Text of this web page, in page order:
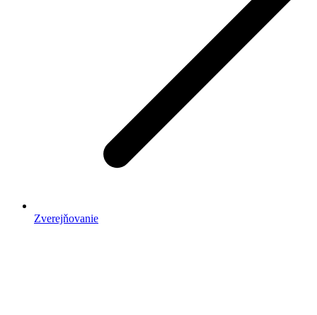
Zverejňovanie